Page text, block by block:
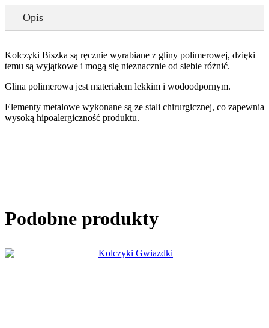
Opis
Kolczyki Biszka są ręcznie wyrabiane z gliny polimerowej, dzięki
temu są wyjątkowe i mogą się nieznacznie od siebie różnić.
Glina polimerowa jest materiałem lekkim i wodoodpornym.
Elementy metalowe wykonane są ze stali chirurgicznej, co zapewnia
wysoką hipoalergiczność produktu.
Podobne produkty